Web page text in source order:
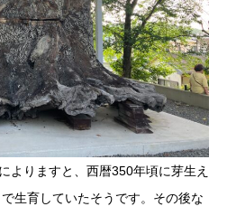
よりますと、西暦350年頃に芽生え
生育していたそうです。その後な